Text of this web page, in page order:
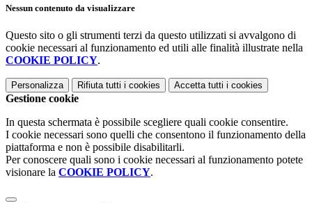
Nessun contenuto da visualizzare
Questo sito o gli strumenti terzi da questo utilizzati si avvalgono di
cookie necessari al funzionamento ed utili alle finalità illustrate nella
COOKIE POLICY.
Personalizza Rifiuta tutti i cookies Accetta tutti i cookies
Gestione cookie
In questa schermata è possibile scegliere quali cookie consentire.
I cookie necessari sono quelli che consentono il funzionamento della
piattaforma e non è possibile disabilitarli.
Per conoscere quali sono i cookie necessari al funzionamento potete
visionare la COOKIE POLICY.